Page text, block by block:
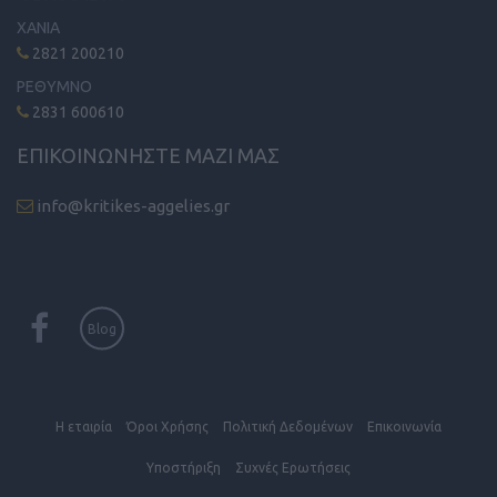
ΧΑΝΙΑ
2821 200210
ΡΕΘΥΜΝΟ
2831 600610
ΕΠΙΚΟΙΝΩΝΗΣΤΕ ΜΑΖΙ ΜΑΣ
info@kritikes-aggelies.gr
Blog
Η εταιρία Όροι Xρήσης Πολιτική Δεδομένων Επικοινωνία
Υποστήριξη Συχνές Eρωτήσεις